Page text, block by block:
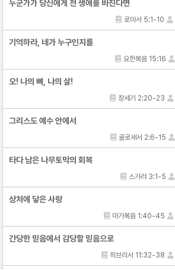
누군가가 당신에게 전 생애를 바친다면
로마서 5:1-10
기억하라, 네가 누구인지를
요한복음 15:16
오! 나의 뼈, 나의 살!
창세기 2:20-23
그리스도 예수 안에서
골로새서 2:6-15
타다 남은 나무토막의 회복
스가랴 3:1-5
상처에 닿은 사랑
마가복음 1:40-45
간당한 믿음에서 감당할 믿음으로
히브리서 11:32-38